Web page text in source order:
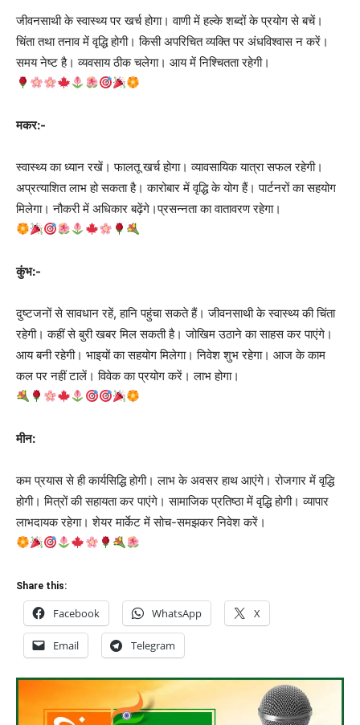
जीवनसाथी के स्वास्‍थ्य पर खर्च होगा। वाणी में हल्के शब्दों के प्रयोग से बचें।
चिंता तथा तनाव में वृद्धि होगी। किसी अपरिचित व्यक्ति पर अंधविश्वास न करें।
समय नेष्ट है। व्यवसाय ठीक चलेगा। आय में निश्चितता रहेगी।
मकर:-
स्वास्थ्य का ध्यान रखें। फालतू खर्च होगा। व्यावसायिक यात्रा सफल रहेगी।
अप्रत्याशित लाभ हो सकता है। कारोबार में वृद्धि के योग हैं। पार्टनरों का सहयोग
मिलेगा। नौकरी में अधिकार बढ़ेंगे।प्रसन्नता का वातावरण रहेगा।
कुंभ:-
दुष्टजनों से सावधान रहें, हानि पहुंचा सकते हैं। जीवनसाथी के स्वास्थ्य की चिंता
रहेगी। कहीं से बुरी खबर मिल सकती है। जोखिम उठाने का साहस कर पाएंगे।
आय बनी रहेगी। भाइयों का सहयोग मिलेगा। निवेश शुभ रहेगा। आज के काम
कल पर नहीं टालें। विवेक का प्रयोग करें। लाभ होगा।
मीन:
कम प्रयास से ही कार्यसिद्धि होगी। लाभ के अवसर हाथ आएंगे। रोजगार में वृद्धि
होगी। मित्रों की सहायता कर पाएंगे। सामाजिक प्रतिष्ठा में वृद्धि होगी। व्यापार
लाभदायक रहेगा। शेयर मार्केट में सोच-समझकर निवेश करें।
Share this:
Facebook WhatsApp X
Email Telegram